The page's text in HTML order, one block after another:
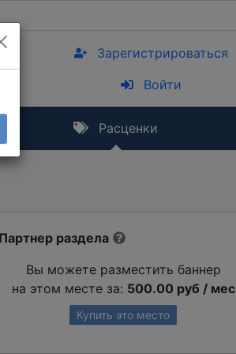
Зарегистрироваться
Войти
Расценки
Партнер раздела
Вы можете разместить баннер
на этом месте за: 500.00 руб / мес
Купить это место